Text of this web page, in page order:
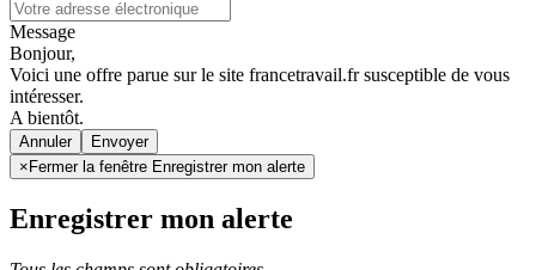
Message
Bonjour,
Voici une offre parue sur le site francetravail.fr susceptible de vous
intéresser.
A bientôt.
Annuler
× Fermer la fenêtre Enregistrer mon alerte
Enregistrer mon alerte